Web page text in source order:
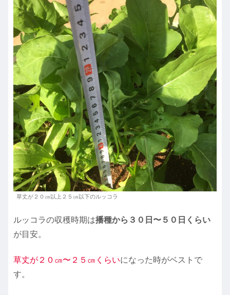
草丈が２０㎝以上２５㎝以下のルッコラ
ルッコラの収穫時期は播種から３０日〜５０日くらい
が目安。
草丈が２０㎝〜２５㎝くらいになった時がベストで
す。